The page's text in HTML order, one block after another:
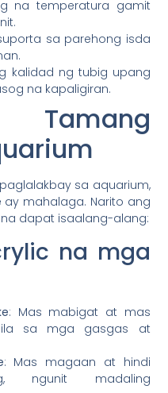
na temperatura gamit
sa parehong isda
kalidad ng tubig upang
na kapaligiran.
sa aquarium,
ay mahalaga. Narito ang
dapat isaalang-alang:
na mga
: Mas mabigat at mas
sa mga gasgas at
: Mas magaan at hindi
ngunit madaling